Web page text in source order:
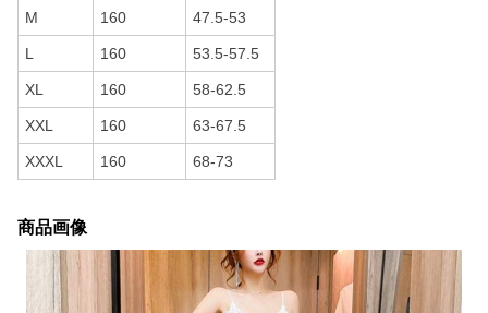
M 160 47.5-53
L 160 53.5-57.5
XL 160 58-62.5
XXL 160 63-67.5
XXXL 160 68-73
商品画像